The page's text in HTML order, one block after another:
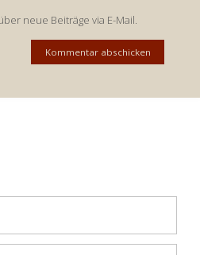
neue Beiträge via E-Mail.